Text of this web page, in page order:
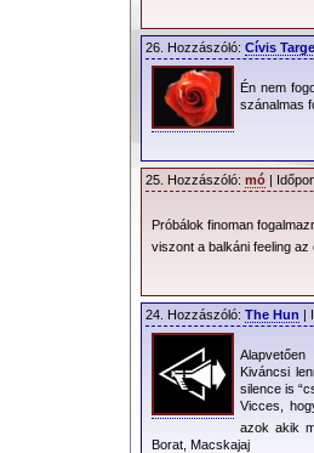
26. Hozzászóló: Cívis
Én nem
szánalmas
25. Hozzászóló: mó |
Próbálok finoman
viszont a balkáni feeling az
24. Hozzászóló: The Hun |
Kiváncsi
silence is
Vicces,
azok akik
Borat, Macskajaj